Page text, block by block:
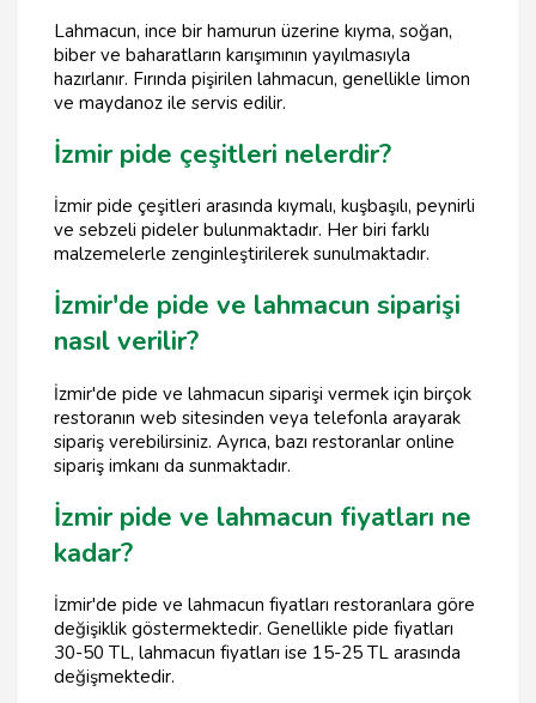
Lahmacun, ince bir hamurun üzerine kıyma, soğan,
biber ve baharatların karışımının yayılmasıyla
hazırlanır. Fırında pişirilen lahmacun, genellikle limon
ve maydanoz ile servis edilir.
İzmir pide çeşitleri nelerdir?
İzmir pide çeşitleri arasında kıymalı, kuşbaşılı, peynirli
ve sebzeli pideler bulunmaktadır. Her biri farklı
malzemelerle zenginleştirilerek sunulmaktadır.
İzmir'de pide ve lahmacun siparişi
nasıl verilir?
İzmir'de pide ve lahmacun siparişi vermek için birçok
restoranın web sitesinden veya telefonla arayarak
sipariş verebilirsiniz. Ayrıca, bazı restoranlar online
sipariş imkanı da sunmaktadır.
İzmir pide ve lahmacun fiyatları ne
kadar?
İzmir'de pide ve lahmacun fiyatları restoranlara göre
değişiklik göstermektedir. Genellikle pide fiyatları
30-50 TL, lahmacun fiyatları ise 15-25 TL arasında
değişmektedir.